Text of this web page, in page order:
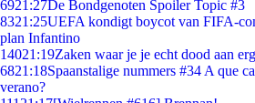
6921:27De Bondgenoten Spoiler Topic #3
8321:25UEFA kondigt boycot van FIFA-
plan Infantino
14021:19Zaken waar je je echt dood aan
6821:18Spaanstalige nummers #34 A que
verano?